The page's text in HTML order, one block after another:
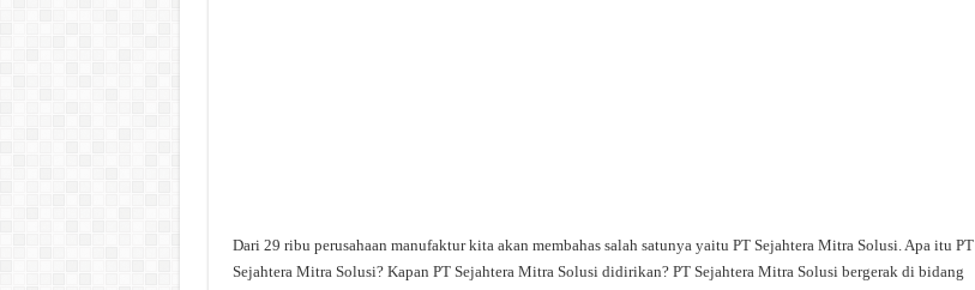
Dari 29 ribu perusahaan manufaktur kita akan membahas salah satunya yaitu PT Sejahtera Mitra Solusi. Apa itu PT
Sejahtera Mitra Solusi? Kapan PT Sejahtera Mitra Solusi didirikan? PT Sejahtera Mitra Solusi bergerak di bidang